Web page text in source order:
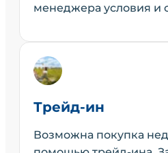
менеджера условия и
Трейд-ин
Возможна покупка